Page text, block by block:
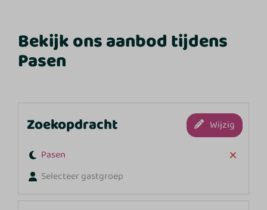
Bekijk ons aanbod tijdens
Pasen
Zoekopdracht
Wijzig
Pasen
Selecteer gastgroep